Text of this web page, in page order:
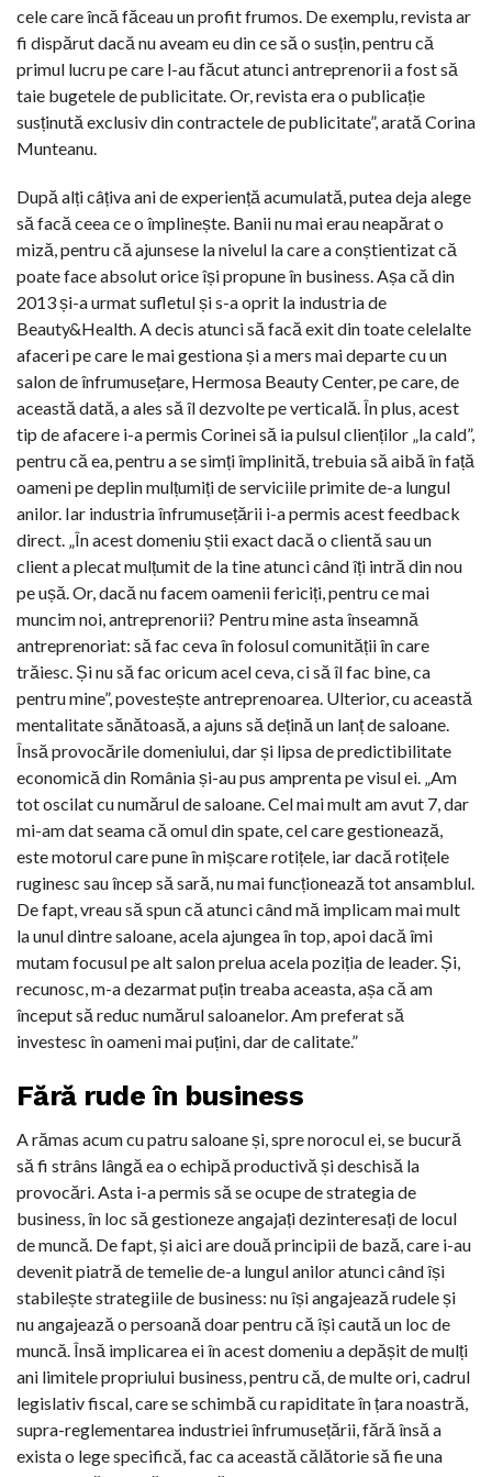
cele care încă făceau un profit frumos. De exemplu, revista ar
fi dispărut dacă nu aveam eu din ce să o susțin, pentru că
primul lucru pe care l-au făcut atunci antreprenorii a fost să
taie bugetele de publicitate. Or, revista era o publicație
susținută exclusiv din contractele de publicitate”, arată Corina
Munteanu.
După alți câțiva ani de experiență acumulată, putea deja alege
să facă ceea ce o împlinește. Banii nu mai erau neapărat o
miză, pentru că ajunsese la nivelul la care a conștientizat că
poate face absolut orice își propune în business. Așa că din
2013 și-a urmat sufletul și s-a oprit la industria de
Beauty&Health. A decis atunci să facă exit din toate celelalte
afaceri pe care le mai gestiona și a mers mai departe cu un
salon de înfrumusețare, Hermosa Beauty Center, pe care, de
această dată, a ales să îl dezvolte pe verticală. În plus, acest
tip de afacere i-a permis Corinei să ia pulsul clienților „la cald”,
pentru că ea, pentru a se simți împlinită, trebuia să aibă în față
oameni pe deplin mulțumiți de serviciile primite de-a lungul
anilor. Iar industria înfrumusețării i-a permis acest feedback
direct. „În acest domeniu știi exact dacă o clientă sau un
client a plecat mulțumit de la tine atunci când îți intră din nou
pe ușă. Or, dacă nu facem oamenii fericiți, pentru ce mai
muncim noi, antreprenorii? Pentru mine asta înseamnă
antreprenoriat: să fac ceva în folosul comunității în care
trăiesc. Și nu să fac oricum acel ceva, ci să îl fac bine, ca
pentru mine”, povestește antreprenoarea. Ulterior, cu această
mentalitate sănătoasă, a ajuns să dețină un lanț de saloane.
Însă provocările domeniului, dar și lipsa de predictibilitate
economică din România și-au pus amprenta pe visul ei. „Am
tot oscilat cu numărul de saloane. Cel mai mult am avut 7, dar
mi-am dat seama că omul din spate, cel care gestionează,
este motorul care pune în mișcare rotițele, iar dacă rotițele
ruginesc sau încep să sară, nu mai funcționează tot ansamblul.
De fapt, vreau să spun că atunci când mă implicam mai mult
la unul dintre saloane, acela ajungea în top, apoi dacă îmi
mutam focusul pe alt salon prelua acela poziția de leader. Și,
recunosc, m-a dezarmat puțin treaba aceasta, așa că am
început să reduc numărul saloanelor. Am preferat să
investesc în oameni mai puțini, dar de calitate.”
Fără rude în business
A rămas acum cu patru saloane și, spre norocul ei, se bucură
să fi strâns lângă ea o echipă productivă și deschisă la
provocări. Asta i-a permis să se ocupe de strategia de
business, în loc să gestioneze angajați dezinteresați de locul
de muncă. De fapt, și aici are două principii de bază, care i-au
devenit piatră de temelie de-a lungul anilor atunci când își
stabilește strategiile de business: nu își angajează rudele și
nu angajează o persoană doar pentru că își caută un loc de
muncă. Însă implicarea ei în acest domeniu a depășit de mulți
ani limitele propriului business, pentru că, de multe ori, cadrul
legislativ fiscal, care se schimbă cu rapiditate în țara noastră,
supra-reglementarea industriei înfrumusețării, fără însă a
exista o lege specifică, fac ca această călătorie să fie una